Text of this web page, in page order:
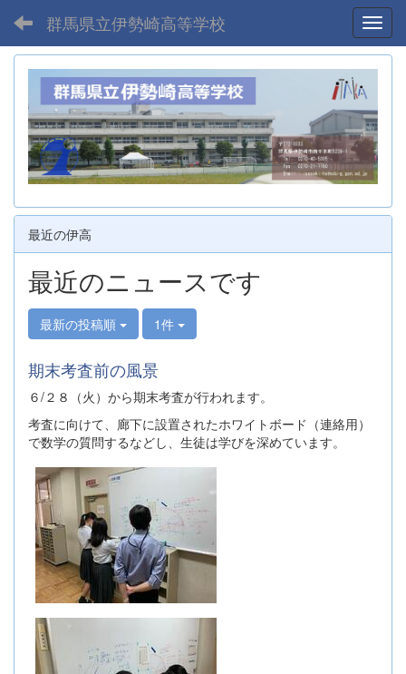
群馬県立伊勢崎高等学校
最近の伊高
最近のニュースです
最新の投稿順 1件
期末考査前の風景
６/２８（火）から期末考査が行われます。
考査に向けて、廊下に設置されたホワイトボード（連絡用）
で数学の質問するなどし、生徒は学びを深めています。